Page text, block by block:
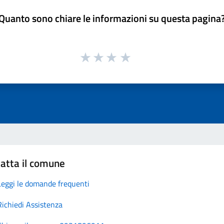
sono chiare le informazioni su questa
il comune
le domande frequenti
Assistenza